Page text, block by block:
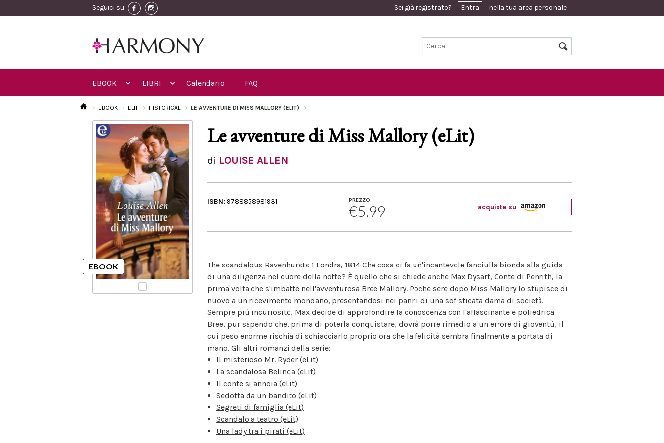
Seguici su Sei già registrato? Entra nella tua area personale
EBOOK LIBRI Calendario FAQ
EBOOK ELIT HISTORICAL LE AVVENTURE DI MISS MALLORY (ELIT)
Le avventure di Miss Mallory (eLit)
di LOUISE ALLEN
ISBN: 9788858981931 PREZZO
€5.99 acquista su
The scandalous Ravenhursts 1 Londra, 1814 Che cosa ci fa un'incantevole fanciulla bionda alla guida
di una diligenza nel cuore della notte? È quello che si chiede anche Max Dysart, Conte di Penrith, la
prima volta che s'imbatte nell'avventurosa Bree Mallory. Poche sere dopo Miss Mallory lo stupisce di
nuovo a un ricevimento mondano, presentandosi nei panni di una sofisticata dama di società.
Sempre più incuriosito, Max decide di approfondire la conoscenza con l'affascinante e poliedrica
Bree, pur sapendo che, prima di poterla conquistare, dovrà porre rimedio a un errore di gioventù, il
cui peso enorme rischia di schiacciarlo proprio ora che la felicità sembra finalmente a portata di
mano. Gli altri romanzi della serie:
Il misterioso Mr. Ryder (eLit)
La scandalosa Belinda (eLit)
Il conte si annoia (eLit)
Sedotta da un bandito (eLit)
Segreti di famiglia (eLit)
Scandalo a teatro (eLit)
Una lady tra i pirati (eLit)